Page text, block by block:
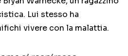
Lui stesso ha
vivere con la malattia.